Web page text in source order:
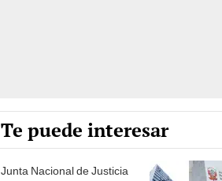
Te puede interesar
Junta Nacional de Justicia